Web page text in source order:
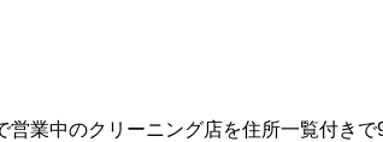
営業中のクリーニング店を住所一覧付きで